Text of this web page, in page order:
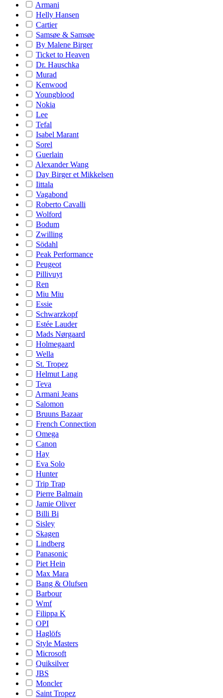
Armani
Helly Hansen
Cartier
Samsøe & Samsøe
By Malene Birger
Ticket to Heaven
Dr. Hauschka
Murad
Kenwood
Youngblood
Nokia
Lee
Tefal
Isabel Marant
Sorel
Guerlain
Alexander Wang
Day Birger et Mikkelsen
Iittala
Vagabond
Roberto Cavalli
Wolford
Bodum
Zwilling
Södahl
Peak Performance
Peugeot
Pillivuyt
Ren
Miu Miu
Essie
Schwarzkopf
Estée Lauder
Mads Nørgaard
Holmegaard
Wella
St. Tropez
Helmut Lang
Teva
Armani Jeans
Salomon
Bruuns Bazaar
French Connection
Omega
Canon
Hay
Eva Solo
Hunter
Trip Trap
Pierre Balmain
Jamie Oliver
Billi Bi
Sisley
Skagen
Lindberg
Panasonic
Piet Hein
Max Mara
Bang & Olufsen
Barbour
Wmf
Filippa K
OPI
Haglöfs
Style Masters
Microsoft
Quiksilver
JBS
Moncler
Saint Tropez